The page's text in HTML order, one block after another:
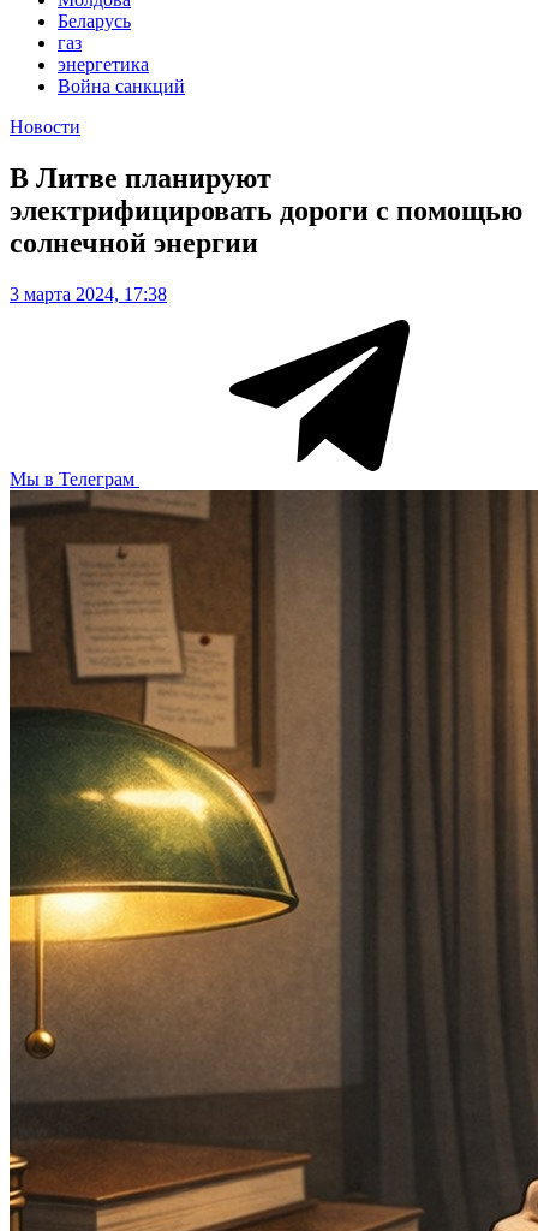
Беларусь
газ
энергетика
Война санкций
Новости
В Литве планируют
электрифицировать дороги с помощью
солнечной энергии
3 марта 2024, 17:38
Мы в Телеграм